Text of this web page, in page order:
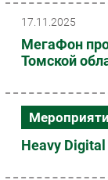
17.11.2025
МегаФон
Томской
Heavy